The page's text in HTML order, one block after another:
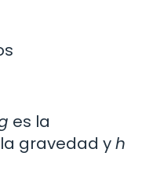
es la
gravedad yh